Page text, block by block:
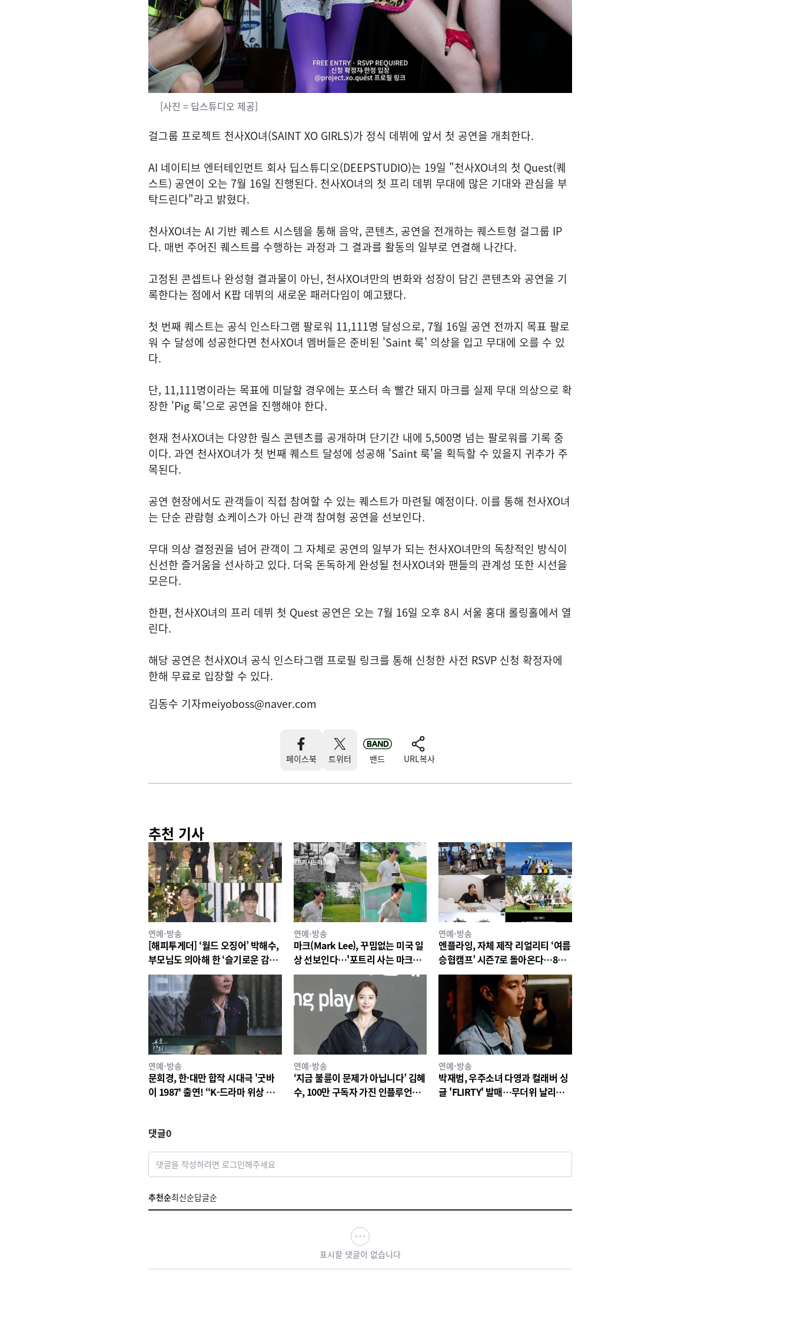
[사진 = 딥스튜디오 제공]
걸그룹 프로젝트 천사XO녀(SAINT XO GIRLS)가 정식 데뷔에 앞서 첫 공연을 개최한다.
AI 네이티브 엔터테인먼트 회사 딥스튜디오(DEEPSTUDIO)는 19일 "천사XO녀의 첫 Quest(퀘
스트) 공연이 오는 7월 16일 진행된다. 천사XO녀의 첫 프리 데뷔 무대에 많은 기대와 관심을 부
탁드린다"라고 밝혔다.
천사XO녀는 AI 기반 퀘스트 시스템을 통해 음악, 콘텐츠, 공연을 전개하는 퀘스트형 걸그룹 IP
다. 매번 주어진 퀘스트를 수행하는 과정과 그 결과를 활동의 일부로 연결해 나간다.
고정된 콘셉트나 완성형 결과물이 아닌, 천사XO녀만의 변화와 성장이 담긴 콘텐츠와 공연을 기
록한다는 점에서 K팝 데뷔의 새로운 패러다임이 예고됐다.
첫 번째 퀘스트는 공식 인스타그램 팔로워 11,111명 달성으로, 7월 16일 공연 전까지 목표 팔로
워 수 달성에 성공한다면 천사XO녀 멤버들은 준비된 'Saint 룩' 의상을 입고 무대에 오를 수 있
다.
단, 11,111명이라는 목표에 미달할 경우에는 포스터 속 빨간 돼지 마크를 실제 무대 의상으로 확
장한 'Pig 룩'으로 공연을 진행해야 한다.
현재 천사XO녀는 다양한 릴스 콘텐츠를 공개하며 단기간 내에 5,500명 넘는 팔로워를 기록 중
이다. 과연 천사XO녀가 첫 번째 퀘스트 달성에 성공해 'Saint 룩'을 획득할 수 있을지 귀추가 주
목된다.
공연 현장에서도 관객들이 직접 참여할 수 있는 퀘스트가 마련될 예정이다. 이를 통해 천사XO녀
는 단순 관람형 쇼케이스가 아닌 관객 참여형 공연을 선보인다.
무대 의상 결정권을 넘어 관객이 그 자체로 공연의 일부가 되는 천사XO녀만의 독창적인 방식이
신선한 즐거움을 선사하고 있다. 더욱 돈독하게 완성될 천사XO녀와 팬들의 관계성 또한 시선을
모은다.
한편, 천사XO녀의 프리 데뷔 첫 Quest 공연은 오는 7월 16일 오후 8시 서울 홍대 롤링홀에서 열
린다.
해당 공연은 천사XO녀 공식 인스타그램 프로필 링크를 통해 신청한 사전 RSVP 신청 확정자에
한해 무료로 입장할 수 있다.
김동수 기자meiyoboss@naver.com
페이스북 트위터 밴드 URL복사
추천 기사
연예·방송
[해피투게더] ‘월드 오징어’ 박해수,
부모님도 의아해 한 ‘슬기로운 감빵
생활’ 스타덤 후일담 고백!
연예·방송
마크(Mark Lee), 꾸밈없는 미국 일
상 선보인다…'포트리 사는 마크리'
티저 공개
연예·방송
엔플라잉, 자체 제작 리얼리티 ‘여름
승협캠프’ 시즌7로 돌아온다…8월
12일 첫 공개
연예·방송
문희경, 한·대만 합작 시대극 '굿바
이 1987' 출연! “K-드라마 위상 느
연예·방송
‘지금 불륜이 문제가 아닙니다’ 김혜
수, 100만 구독자 가진 인플루언서
연예·방송
박재범, 우주소녀 다영과 컬래버 싱
글 'FLIRTY' 발매…무더위 날리는
댓글0
댓글을 작성하려면 로그인해주세요
추천순최신순답글순
표시할 댓글이 없습니다